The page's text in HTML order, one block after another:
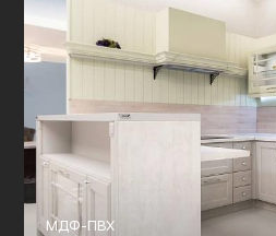
МДФ-ПВХ